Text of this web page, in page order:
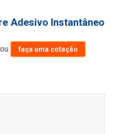
Adesivo Instantâneo
ou faça uma cotação